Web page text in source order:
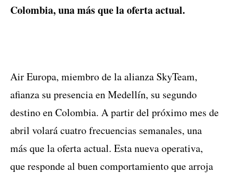
Colombia, una más que la oferta actual.
Air Europa, miembro de la alianza SkyTeam,
afianza su presencia en Medellín, su segundo
destino en Colombia. A partir del próximo mes de
abril volará cuatro frecuencias semanales, una
más que la oferta actual. Esta nueva operativa,
que responde al buen comportamiento que arroja